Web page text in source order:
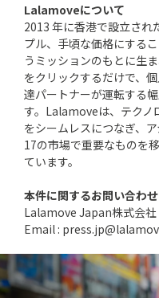
Lalamoveについて
2013 年に香港で設立さ
プル、手頃な価格にする
うミッションのもとに生
をクリックするだけで、
達パートナーが運転する
す。Lalamoveは、テクノ
をシームレスにつなぎ、
17の市場で重要なものを
ています。
本件に関するお問い合わせ
Lalamove Japan株式会社
Email :